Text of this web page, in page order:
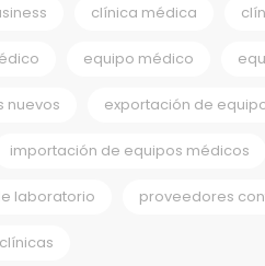
clínica médica
equipo médico
nuevos exportación de
importación de equipos médicos
laboratorio proveedores